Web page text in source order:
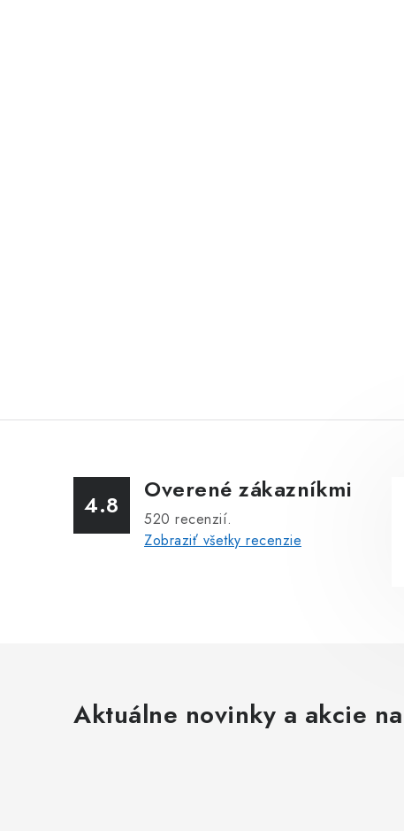
4.8
Overené zákazníkmi
520 recenzií.
Zobraziť všetky recenzie
Aktuálne novinky a akcie